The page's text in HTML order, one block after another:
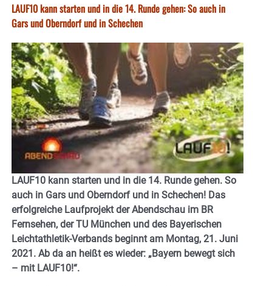
LAUF10 kann starten und in die 14. Runde gehen: So auch in
Gars und Oberndorf und in Schechen
LAUF10 kann starten und in die 14. Runde gehen. So
auch in Gars und Oberndorf und in Schechen! Das
erfolgreiche Laufprojekt der Abendschau im BR
Fernsehen, der TU München und des Bayerischen
Leichtathletik-Verbands beginnt am Montag, 21. Juni
2021. Ab da an heißt es wieder: „Bayern bewegt sich
– mit LAUF10!“.